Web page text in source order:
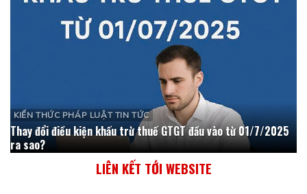
KIẾN THỨC PHÁP LUẬT TIN TỨC
Thay đổi điều kiện khấu trừ thuế GTGT đầu vào từ 01/7/2025
ra sao?
LIÊN KẾT TỚI WEBSITE